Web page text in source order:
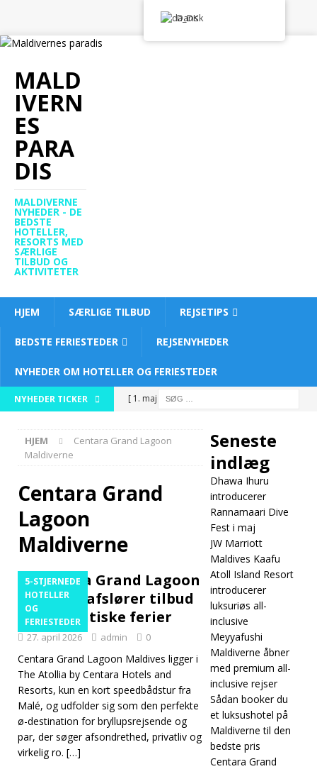
MALD
IVERN
ES
PARA
DIS
MALDIVERNE
NYHEDER - DE
BEDSTE
HOTELLER,
RESORTS MED
SÆRLIGE
TILBUD OG
AKTIVITETER
HJEM SÆRLIGE TILBUD REJSETIPS
BEDSTE FERIESTEDER REJSENYHEDER
NYHEDER OM HOTELLER OG FERIESTEDER
NYHEDER TICKER
[ 1. maj 2026 ]
introducerer
Dive Fest i maj
[ 30. april 2026 ]
JW Marriott
Maldives Kaafu
Atoll Island
Resort
introducerer
luksuriøs all-
HJEM
Centara Grand Lagoon
Maldiverne
Centara Grand
Lagoon
Maldiverne
5-STJERNEDE
HOTELLER
OG
FERIESTEDER
Centara Grand Lagoon
Maldives afslører tilbud
på romantiske ferier
27. april 2026 admin 0
Centara Grand Lagoon Maldives ligger i
The Atollia by Centara Hotels and
Resorts, kun en kort speedbådstur fra
Malé, og udfolder sig som den perfekte
ø-destination for bryllupsrejsende og
par, der søger afsondrethed, privatliv og
virkelig ro. […]
Seneste
indlæg
Dhawa Ihuru
introducerer
Rannamaari Dive
Fest i maj
JW Marriott
Maldives Kaafu
Atoll Island Resort
introducerer
luksuriøs all-
inclusive
Meyyafushi
Maldiverne åbner
med premium all-
inclusive rejser
Sådan booker du
et luksushotel på
Maldiverne til den
bedste pris
Centara Grand
Dansk